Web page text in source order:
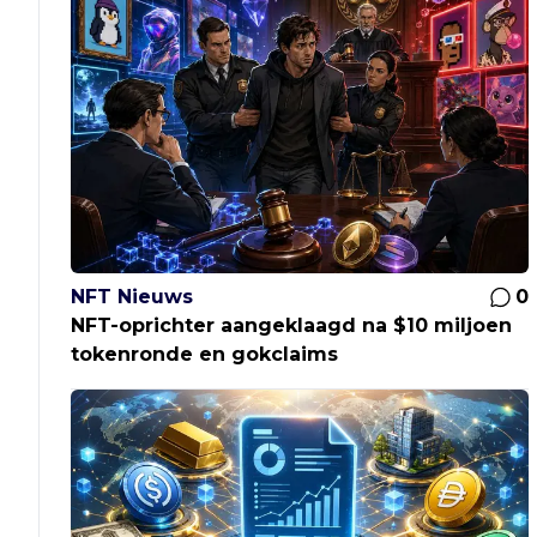
NFT Nieuws
0
NFT-oprichter aangeklaagd na $10 miljoen
tokenronde en gokclaims